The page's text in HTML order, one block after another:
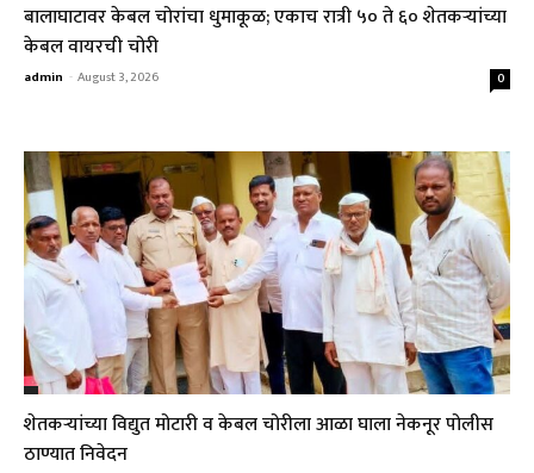
बालाघाटावर केबल चोरांचा धुमाकूळ; एकाच रात्री ५० ते ६० शेतकऱ्यांच्या
केबल वायरची चोरी
admin - August 3, 2026 0
शेतकऱ्यांच्या विद्युत मोटारी व केबल चोरीला आळा घाला नेकनूर पोलीस
ठाण्यात निवेदन